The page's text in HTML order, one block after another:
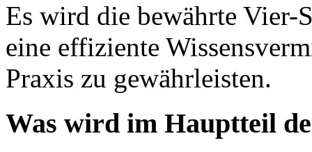
Es wird die bewährte Vier-
eine effiziente
Praxis zu gewährleisten.
Was wird im Hauptteil